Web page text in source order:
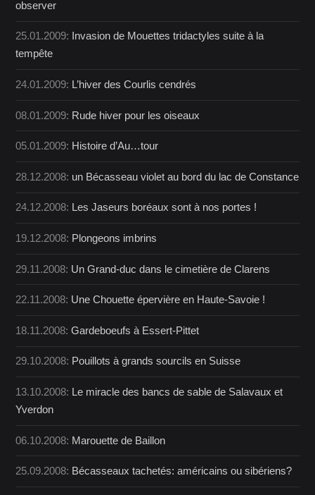
observer
25.01.2009:
Invasion de Mouettes tridactyles suite à la
tempête
24.01.2009: L’hiver des Courlis cendrés
08.01.2009: Rude hiver pour les oiseaux
05.01.2009: Histoire d’Au…tour
28.12.2008: un Bécasseau violet au bord du lac de Constance
24.12.2008: Les Jaseurs boréaux sont à nos portes !
19.12.2008: Plongeons imbrins
29.11.2008: Un Grand-duc dans le cimetière de Clarens
22.11.2008: Une Chouette épervière en Haute-Savoie !
18.11.2008:Gardeboeufs à Essert-Pittet
29.10.2008: Pouillots à grands sourcils en Suisse
13.10.2008: Le miracle des bancs de sable de Salavaux et
Yverdon
06.10.2008: Marouette de Baillon
25.09.2008: Bécasseaux tachetés: américains ou sibériens?